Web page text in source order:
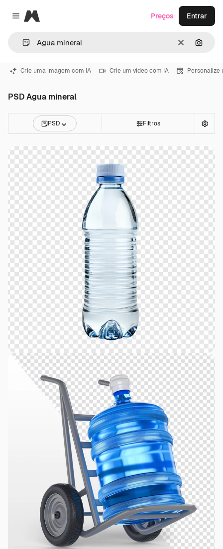
Close menu
Magnific
Limpar
Preços Entrar
Crie uma imagem com IA Crie um vídeo com IA Personalize
PSD Agua mineral
PSD Filtros